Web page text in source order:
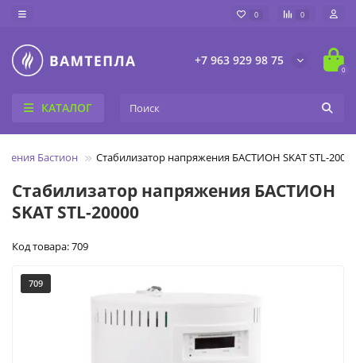
0 0
+7 963 929 98 75
0
КАТАЛОГ
Бастион Стабилизатор напряжения БАСТИОН SKAT STL-20000
Стабилизатор напряжения БАСТИОН
SKAT STL-20000
Код товара: 709
709